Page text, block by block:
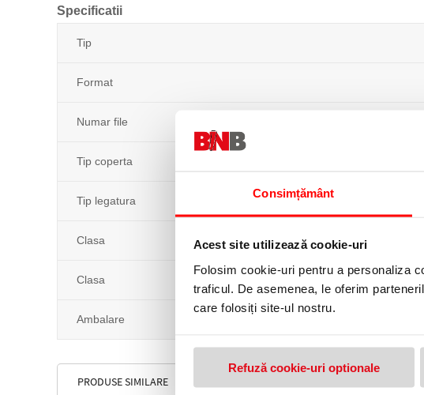
Consimțământ
Acest site utilizează cookie-uri
Folosim cookie-uri pentru a personaliza
traficul. De asemenea, le oferim
care folosiți site-ul nostru.
Refuză cookie-uri optionale
Specificatii
Tip
Format
Numar file
Tip coperta
Tip legatura
Clasa
Clasa
Ambalare
PRODUSE SIMILARE